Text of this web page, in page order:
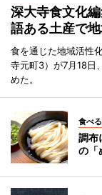
深大寺食文化
語ある土産で
食を通じた地域活性
寺元町3）が7月18日
めた。
食べる
調布
の「